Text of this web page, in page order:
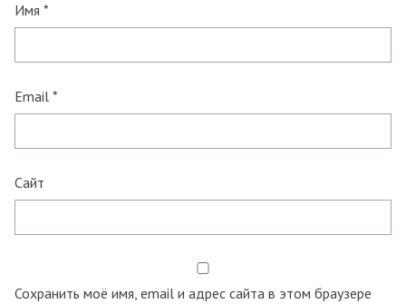
Имя *
Email *
Сайт
Сохранить моё имя, email и адрес сайта в этом браузере